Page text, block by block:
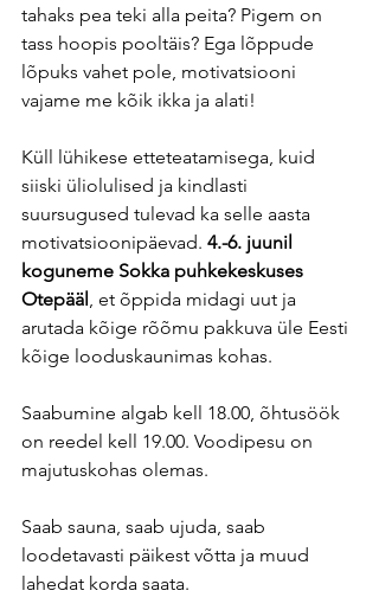
tahaks pea teki alla peita? Pigem on
tass hoopis pooltäis? Ega lõppude
lõpuks vahet pole, motivatsiooni
vajame me kõik ikka ja alati!
Küll lühikese etteteatamisega, kuid
siiski üliolulised ja kindlasti
suursugused tulevad ka selle aasta
motivatsioonipäevad. 4.-6. juunil
koguneme Sokka puhkekeskuses
Otepääl , et õppida midagi uut ja
arutada kõige rõõmu pakkuva üle Eesti
kõige looduskaunimas kohas.
Saabumine algab kell 18.00, õhtusöök
on reedel kell 19.00. Voodipesu on
majutuskohas olemas.
Saab sauna, saab ujuda, saab
loodetavasti päikest võtta ja muud
lahedat korda saata.